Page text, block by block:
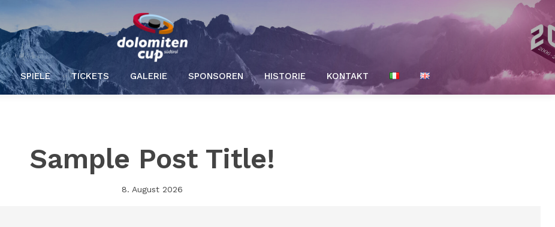
SPIELE TICKETS GALERIE SPONSOREN HISTORIE KONTAKT
Sample Post Title!
8. August 2026